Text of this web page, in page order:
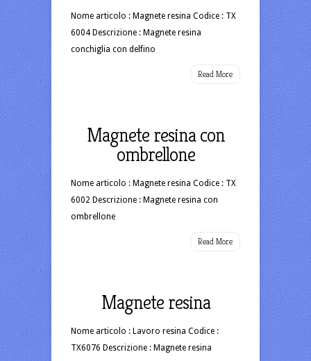
Nome articolo : Magnete resina Codice : TX
6004 Descrizione : Magnete resina
conchiglia con delfino
Read More
Magnete resina con
ombrellone
Nome articolo : Magnete resina Codice : TX
6002 Descrizione : Magnete resina con
ombrellone
Read More
Magnete resina
Nome articolo : Lavoro resina Codice :
TX6076 Descrizione : Magnete resina